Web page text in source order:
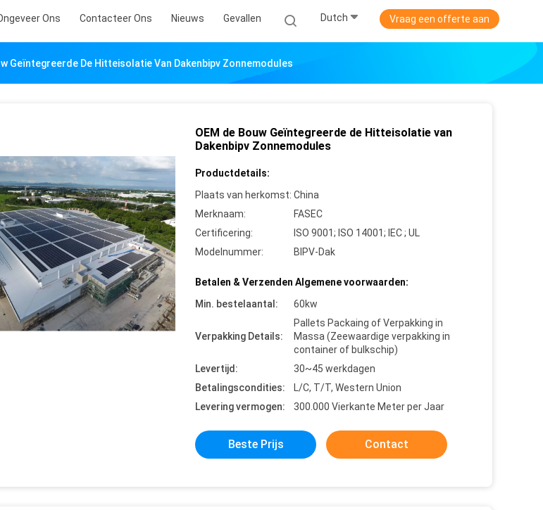
Ons Contacteer Ons Nieuws Gevallen Dutch Vraag een offerte aan
Geïntegreerde De Hitteisolatie Van Dakenbipv Zonnemodules
OEM de Bouw Geïntegreerde de Hitteisolatie van
Dakenbipv Zonnemodules
Productdetails:
Plaats van herkomst: China
Merknaam:
FASEC
Certificering:
ISO 9001; ISO 14001; IEC ; UL
Modelnummer:
BIPV-Dak
Betalen & Verzenden Algemene voorwaarden:
Min. bestelaantal:
60kw
Verpakking Details:
Pallets Packaing of Verpakking in
Massa (Zeewaardige verpakking in
container of bulkschip)
Levertijd:
30~45 werkdagen
Betalingscondities:
L/C, T/T, Western Union
Levering vermogen:
300.000 Vierkante Meter per Jaar
Beste Prijs Contact